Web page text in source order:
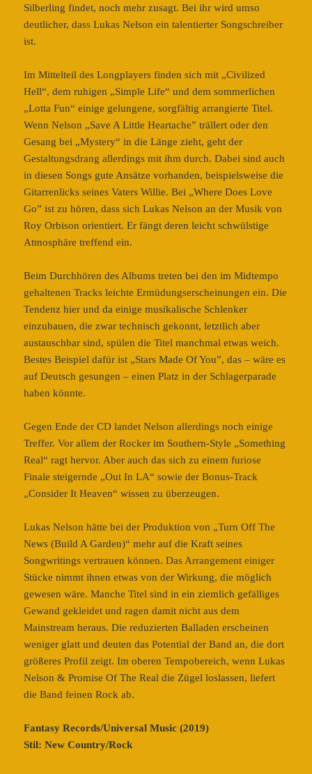
Silberling findet, noch mehr zusagt. Bei ihr wird umso
deutlicher, dass Lukas Nelson ein talentierter Songschreiber
ist.
Im Mittelteil des Longplayers finden sich mit „Civilized
Hell“, dem ruhigen „Simple Life“ und dem sommerlichen
„Lotta Fun“ einige gelungene, sorgfältig arrangierte Titel.
Wenn Nelson „Save A Little Heartache” trällert oder den
Gesang bei „Mystery“ in die Länge zieht, geht der
Gestaltungsdrang allerdings mit ihm durch. Dabei sind auch
in diesen Songs gute Ansätze vorhanden, beispielsweise die
Gitarrenlicks seines Vaters Willie. Bei „Where Does Love
Go” ist zu hören, dass sich Lukas Nelson an der Musik von
Roy Orbison orientiert. Er fängt deren leicht schwülstige
Atmosphäre treffend ein.
Beim Durchhören des Albums treten bei den im Midtempo
gehaltenen Tracks leichte Ermüdungserscheinungen ein. Die
Tendenz hier und da einige musikalische Schlenker
einzubauen, die zwar technisch gekonnt, letztlich aber
austauschbar sind, spülen die Titel manchmal etwas weich.
Bestes Beispiel dafür ist „Stars Made Of You”, das – wäre es
auf Deutsch gesungen – einen Platz in der Schlagerparade
haben könnte.
Gegen Ende der CD landet Nelson allerdings noch einige
Treffer. Vor allem der Rocker im Southern-Style „Something
Real“ ragt hervor. Aber auch das sich zu einem furiose
Finale steigernde „Out In LA“ sowie der Bonus-Track
„Consider It Heaven“ wissen zu überzeugen.
Lukas Nelson hätte bei der Produktion von „Turn Off The
News (Build A Garden)“ mehr auf die Kraft seines
Songwritings vertrauen können. Das Arrangement einiger
Stücke nimmt ihnen etwas von der Wirkung, die möglich
gewesen wäre. Manche Titel sind in ein ziemlich gefälliges
Gewand gekleidet und ragen damit nicht aus dem
Mainstream heraus. Die reduzierten Balladen erscheinen
weniger glatt und deuten das Potential der Band an, die dort
größeres Profil zeigt. Im oberen Tempobereich, wenn Lukas
Nelson & Promise Of The Real die Zügel loslassen, liefert
die Band feinen Rock ab.
Fantasy Records/Universal Music (2019)
Stil: New Country/Rock